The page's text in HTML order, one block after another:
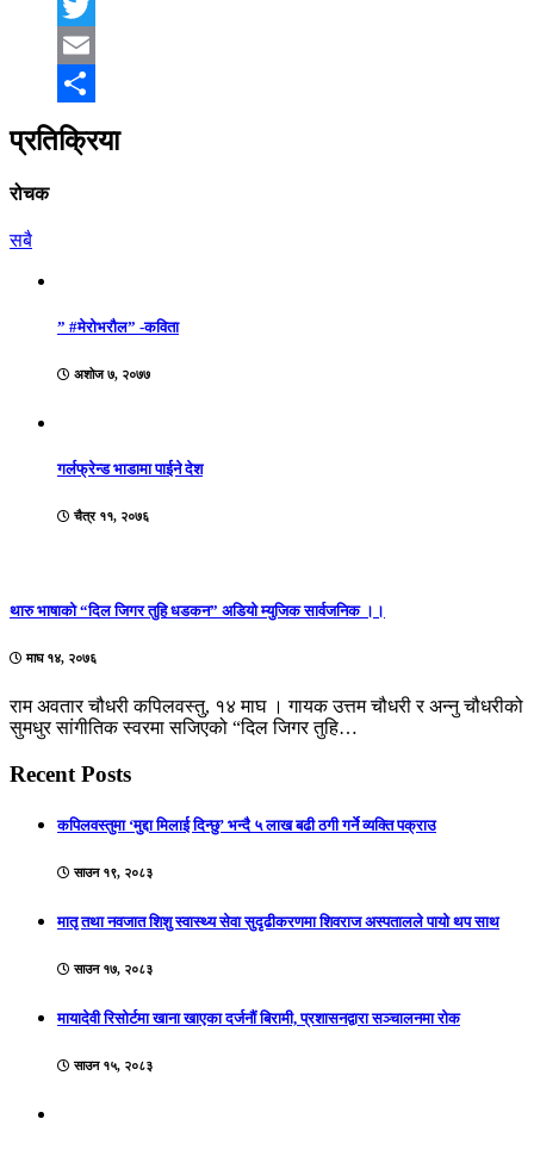
Facebook
Twitter
Email
Share
प्रतिक्रिया
रोचक
सबै
” #मेरोभरौल” -कविता
अशोज ७, २०७७
गर्लफ्रेन्ड भाडामा पाईने देश
चैत्र ११, २०७६
थारु भाषाको “दिल जिगर तुहि धडकन” अडियो म्युजिक सार्वजनिक ।।
माघ १४, २०७६
राम अवतार चौधरी कपिलवस्तु, १४ माघ । गायक उत्तम चौधरी र अन्नु चौधरीको
सुमधुर सांगीतिक स्वरमा सजिएको “दिल जिगर तुहि…
Recent Posts
कपिलवस्तुमा ‘मुद्दा मिलाई दिन्छु’ भन्दै ५ लाख बढी ठगी गर्ने व्यक्ति पक्राउ
साउन १९, २०८३
मातृ तथा नवजात शिशु स्वास्थ्य सेवा सुदृढीकरणमा शिवराज अस्पतालले पायो थप साथ
साउन १७, २०८३
मायादेवी रिसोर्टमा खाना खाएका दर्जनौं बिरामी, प्रशासनद्वारा सञ्चालनमा रोक
साउन १५, २०८३